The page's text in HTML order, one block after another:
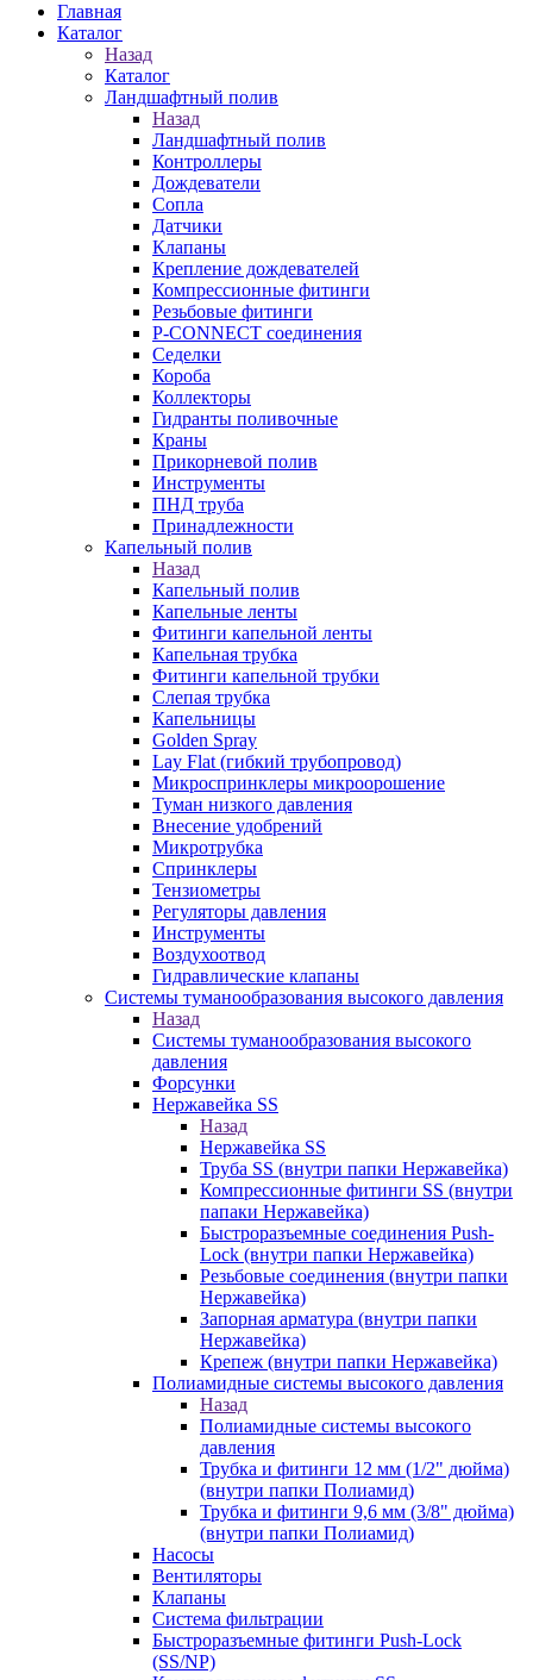
Главная
Каталог
Назад
Каталог
Ландшафтный полив
Назад
Ландшафтный полив
Контроллеры
Дождеватели
Сопла
Датчики
Клапаны
Крепление дождевателей
Компрессионные фитинги
Резьбовые фитинги
P-CONNECT соединения
Седелки
Короба
Коллекторы
Гидранты поливочные
Краны
Прикорневой полив
Инструменты
ПНД труба
Принадлежности
Капельный полив
Назад
Капельный полив
Капельные ленты
Фитинги капельной ленты
Капельная трубка
Фитинги капельной трубки
Слепая трубка
Капельницы
Golden Spray
Lay Flat (гибкий трубопровод)
Микроспринклеры микроорошение
Туман низкого давления
Внесение удобрений
Микротрубка
Спринклеры
Тензиометры
Регуляторы давления
Инструменты
Воздухоотвод
Гидравлические клапаны
Системы туманообразования высокого давления
Назад
Системы туманообразования высокого
давления
Форсунки
Нержавейка SS
Назад
Нержавейка SS
Труба SS (внутри папки Нержавейка)
Компрессионные фитинги SS (внутри
папаки Нержавейка)
Быстроразъемные соединения Push-
Lock (внутри папки Нержавейка)
Резьбовые соединения (внутри папки
Нержавейка)
Запорная арматура (внутри папки
Нержавейка)
Крепеж (внутри папки Нержавейка)
Полиамидные системы высокого давления
Назад
Полиамидные системы высокого
давления
Трубка и фитинги 12 мм (1/2" дюйма)
(внутри папки Полиамид)
Трубка и фитинги 9,6 мм (3/8" дюйма)
(внутри папки Полиамид)
Насосы
Вентиляторы
Клапаны
Система фильтрации
Быстроразъемные фитинги Push-Lock
(SS/NP)